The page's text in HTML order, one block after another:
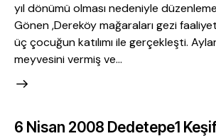
yıl dönümü olması nedeniyle
Gönen ,Dereköy mağaraları gezi
üç çocuğun katılımı ile gerçekleşti.
meyvesini vermiş ve…
6 Nisan 2008 Dedetepe1